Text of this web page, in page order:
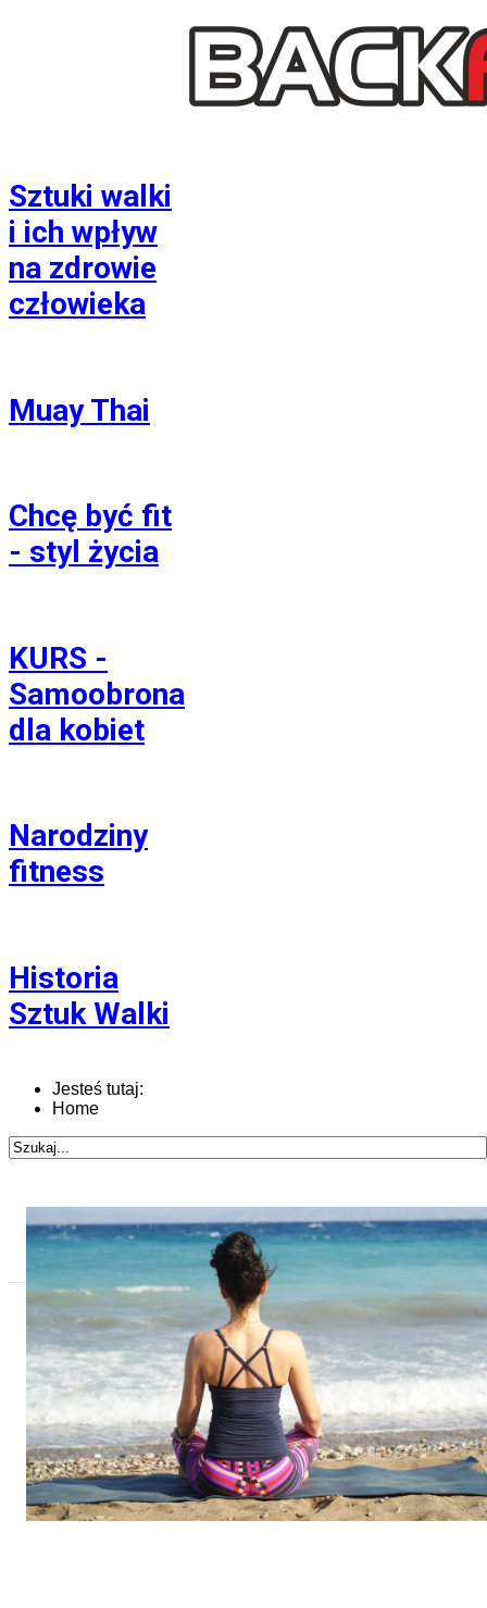
Sztuki walki
i ich wpływ
na zdrowie
człowieka
Muay Thai
Chcę być fit
- styl życia
KURS -
Samoobrona
dla kobiet
Narodziny
fitness
Historia
Sztuk Walki
Jesteś tutaj:
Home